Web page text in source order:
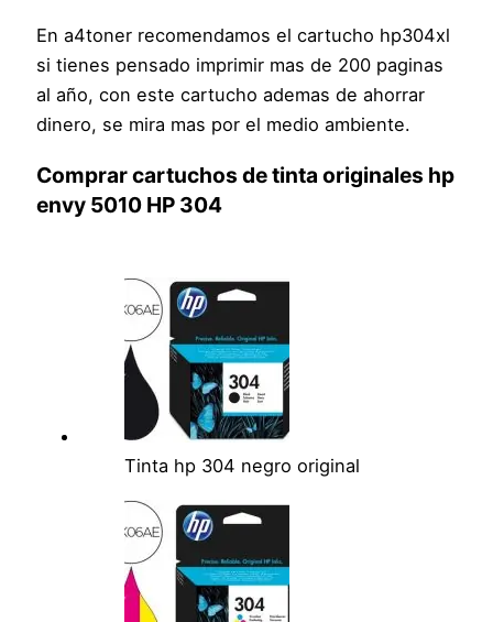
En a4toner recomendamos el cartucho hp304xl
si tienes pensado imprimir mas de 200 paginas
al año, con este cartucho ademas de ahorrar
dinero, se mira mas por el medio ambiente.
Comprar cartuchos de tinta originales hp
envy 5010 HP 304
Tinta hp 304 negro original